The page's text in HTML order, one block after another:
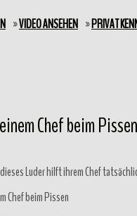
»VIDEO ANSEHEN »PRIVAT
Chef beim Pissen
Luder hilft ihrem Chef